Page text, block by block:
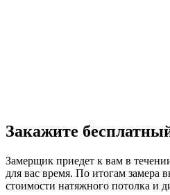
Закажите
Замерщик приедет к вам в
для вас время. По итогам замера
стоимости натяжного потолка и